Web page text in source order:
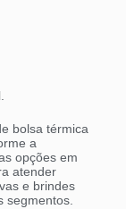
bolsa térmica
a
opções em
atender
e brindes
segmentos.